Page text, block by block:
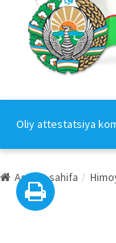
Oliy attestatsiya
Asosiy sahifa